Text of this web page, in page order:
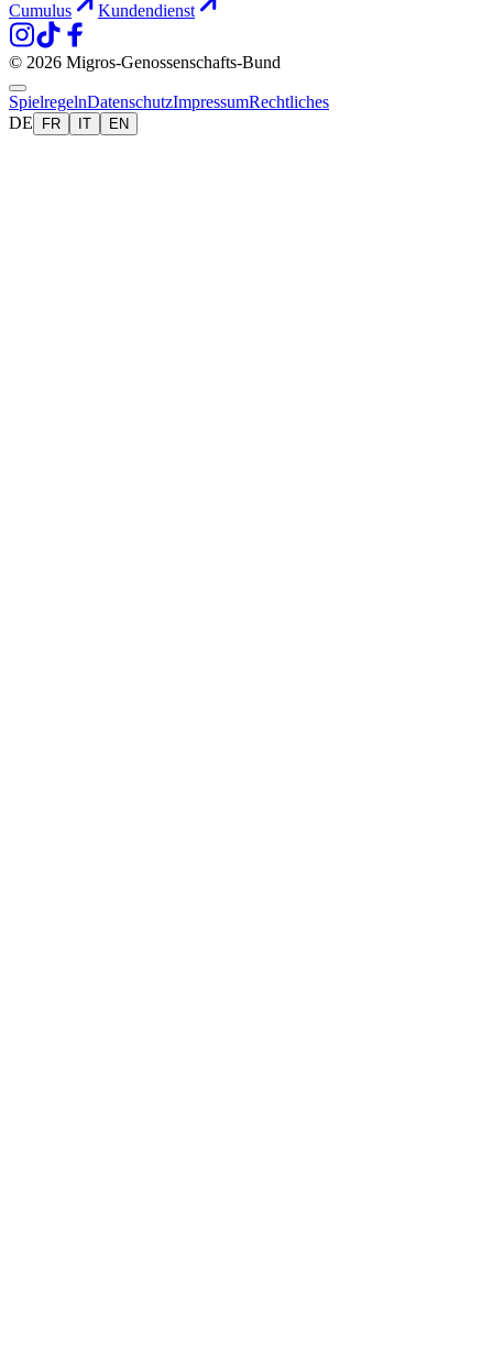
Cumulus
Kundendienst
© 2026 Migros-Genossenschafts-Bund
SpielregelnDatenschutzImpressumRechtliches
DE
FR IT EN